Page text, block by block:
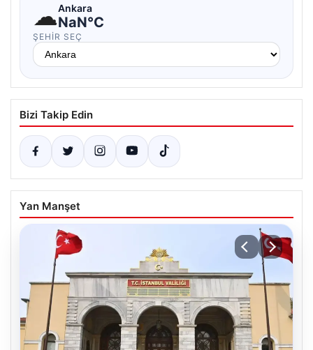
☁Ankara
NaN°C
ŞEHIR SEÇ
Bizi Takip Edin
Yan Manşet